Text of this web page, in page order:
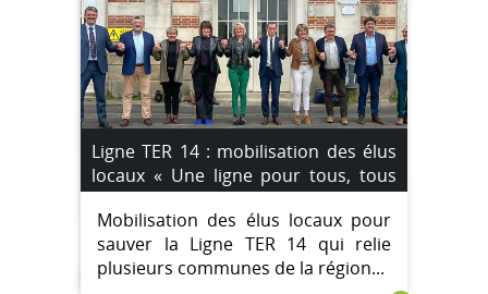
Ligne TER 14 : mobilisation des élus
locaux « Une ligne pour tous, tous
pour la ligne ! »
Mobilisation des élus locaux pour
sauver la Ligne TER 14 qui relie
plusieurs communes de la région...